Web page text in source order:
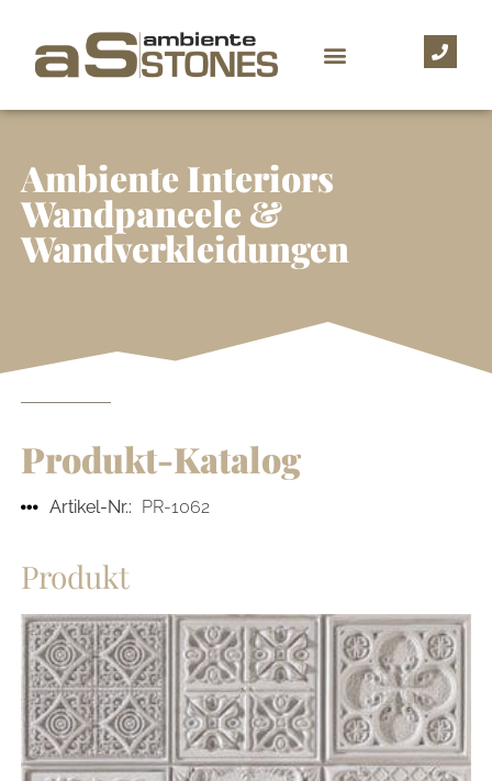
Ambiente Interiors
Wandpaneele &
Wandverkleidungen
Produkt-Katalog
Artikel-Nr.: PR-1062
Produkt